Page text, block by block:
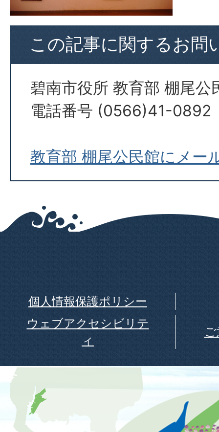
この記事に関するお問
碧南市役所 教育部 棚尾公
電話番号 (0566)41-0892
教育部 棚尾公民館にメー
個人情報保護ポリシー
ウェブアクセシビリテ
ィ